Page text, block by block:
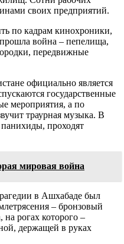
своих предприятий.
по кадрам кинохроники,
война – пепелища,
передвижные
официально является
государственные
мероприятия, а по
траурная музыка. В
панихиды, проходят
мировая война
в Ашхабаде был
– бронзовый
рогах которого –
держащей в руках